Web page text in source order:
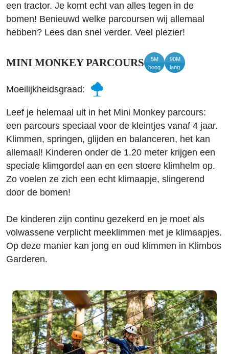
een tractor. Je komt echt van alles tegen in de
bomen! Benieuwd welke parcoursen wij allemaal
hebben? Lees dan snel verder. Veel plezier!
MINI MONKEY PARCOURS
5M
hoog
90M
lang
Moeilijkheidsgraad:
Leef je helemaal uit in het Mini Monkey parcours:
een parcours speciaal voor de kleintjes vanaf 4 jaar.
Klimmen, springen, glijden en balanceren, het kan
allemaal! Kinderen onder de 1.20 meter krijgen een
speciale klimgordel aan en een stoere klimhelm op.
Zo voelen ze zich een echt klimaapje, slingerend
door de bomen!
De kinderen zijn continu gezekerd en je moet als
volwassene verplicht meeklimmen met je klimaapjes.
Op deze manier kan jong en oud klimmen in Klimbos
Garderen.